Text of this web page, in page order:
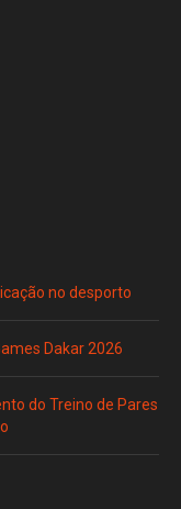
no desporto
Dakar 2026
do Treino de Pares